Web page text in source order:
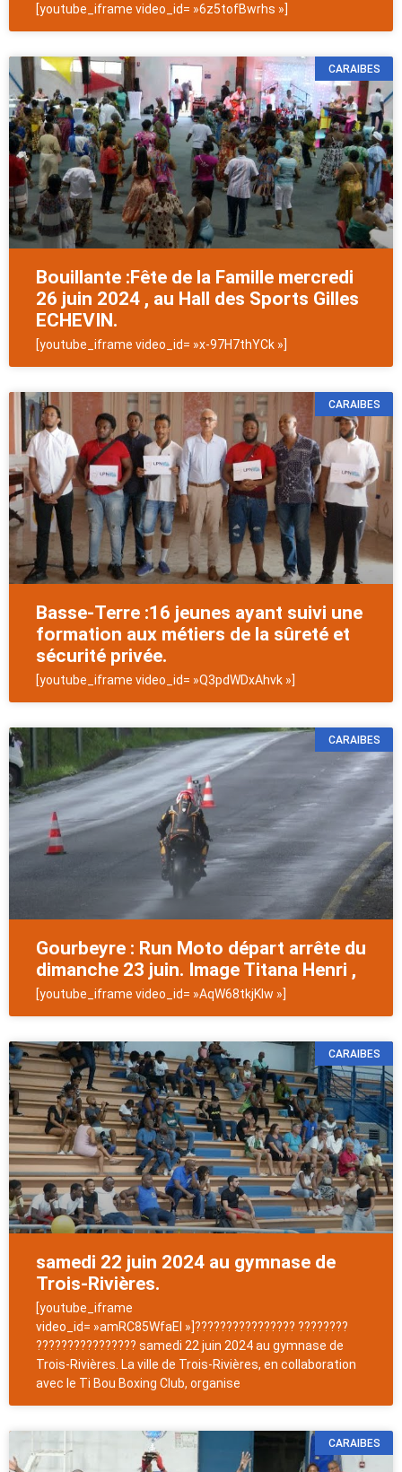
[youtube_iframe video_id= »6z5tofBwrhs »]
CARAIBES
Bouillante :Fête de la Famille mercredi
26 juin 2024 , au Hall des Sports Gilles
ECHEVIN.
[youtube_iframe video_id= »x-97H7thYCk »]
CARAIBES
Basse-Terre :16 jeunes ayant suivi une
formation aux métiers de la sûreté et
sécurité privée.
[youtube_iframe video_id= »Q3pdWDxAhvk »]
CARAIBES
Gourbeyre : Run Moto départ arrête du
dimanche 23 juin. Image Titana Henri ,
[youtube_iframe video_id= »AqW68tkjKIw »]
CARAIBES
samedi 22 juin 2024 au gymnase de
Trois-Rivières.
[youtube_iframe
video_id= »amRC85WfaEI »]???????????????? ????????
???????????????? samedi 22 juin 2024 au gymnase de
Trois-Rivières. La ville de Trois-Rivières, en collaboration
avec le Ti Bou Boxing Club, organise
CARAIBES